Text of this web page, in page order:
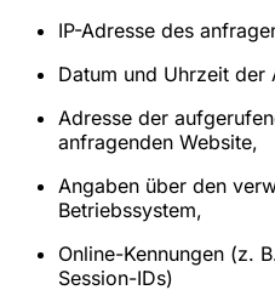
IP-Adresse des
Datum und Uhrzeit der
Adresse der
anfragenden Website,
Angaben über den
Betriebssystem,
Online-Kennungen (z.
Session-IDs)